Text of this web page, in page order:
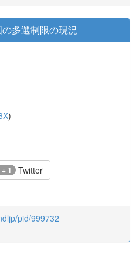
多選制限の現況
)
1 Twitter
pid/999732